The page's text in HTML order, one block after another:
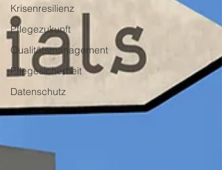
Krisenresilienz
Pflegezukunft
Qualitätsmanagement
Pflegesicherheit
Datenschutz